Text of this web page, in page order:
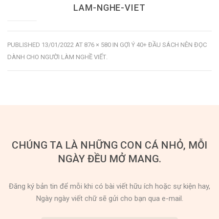
LAM-NGHE-VIET
PUBLISHED 13/01/2022 AT 876 × 580 IN GỢI Ý 40+ ĐẦU SÁCH NÊN ĐỌC
DÀNH CHO NGƯỜI LÀM NGHỀ VIẾT
CHÚNG TA LÀ NHỮNG CON CÁ NHỎ, MỖI
NGÀY ĐỀU MỞ MANG.
Đăng ký bản tin để mỗi khi có bài viết hữu ích hoặc sự kiện hay,
Ngày ngày viết chữ sẽ gửi cho bạn qua e-mail.